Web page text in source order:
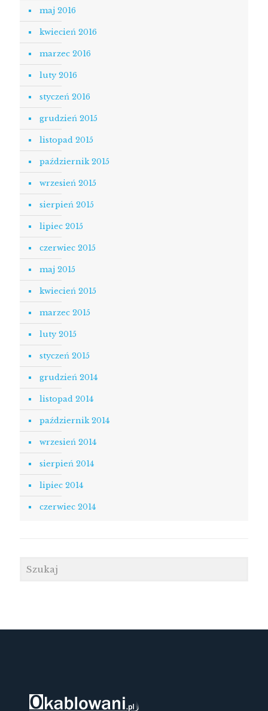
maj 2016
kwiecień 2016
marzec 2016
luty 2016
styczeń 2016
grudzień 2015
listopad 2015
październik 2015
wrzesień 2015
sierpień 2015
lipiec 2015
czerwiec 2015
maj 2015
kwiecień 2015
marzec 2015
luty 2015
styczeń 2015
grudzień 2014
listopad 2014
październik 2014
wrzesień 2014
sierpień 2014
lipiec 2014
czerwiec 2014